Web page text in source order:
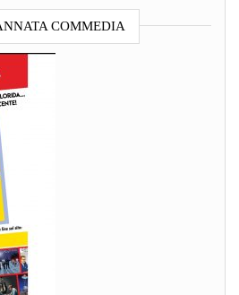
COMMEDIA